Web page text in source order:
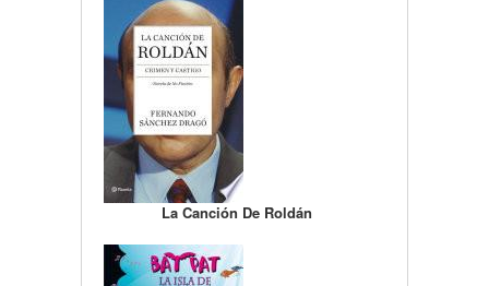
La Canción De Roldán